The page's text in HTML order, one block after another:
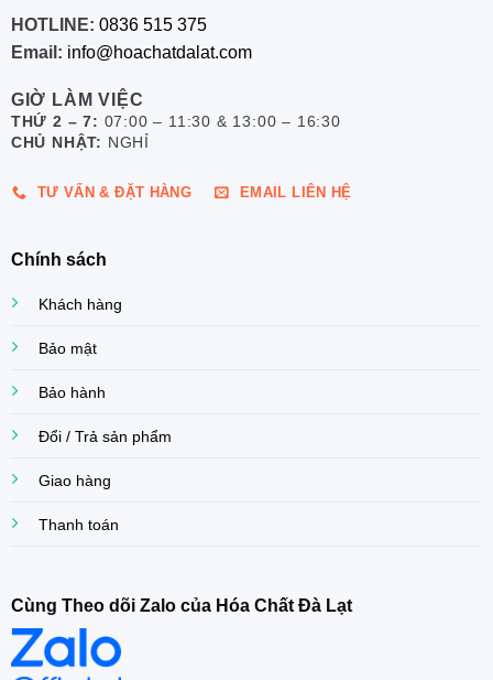
HOTLINE: 0836 515 375
Email: info@hoachatdalat.com
GIỜ LÀM VIỆC
THỨ 2 – 7: 07:00 – 11:30 & 13:00 – 16:30
CHỦ NHẬT: NGHỈ
TƯ VẤN & ĐẶT HÀNG EMAIL LIÊN HỆ
Chính sách
Khách hàng
Bảo mật
Bảo hành
Đổi / Trả sản phẩm
Giao hàng
Thanh toán
Cùng Theo dõi Zalo của Hóa Chất Đà Lạt